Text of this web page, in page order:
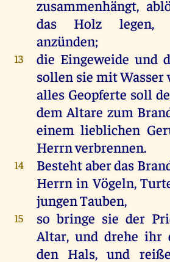
zusammenhängt,
das Holz legen,
anzünden;
13
die Eingeweide und
sollen sie mit Wasser
alles Geopferte soll
dem Altare zum
einem lieblichen
Herrn verbrennen.
14
Besteht aber das
Herrn in Vögeln,
jungen Tauben,
15
so bringe sie der
Altar, und drehe ihr
den Hals, und